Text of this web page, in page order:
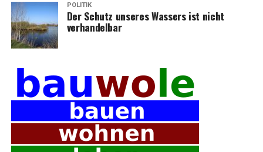
POLITIK
Der Schutz unse­res Was­sers ist nicht
verhandelbar